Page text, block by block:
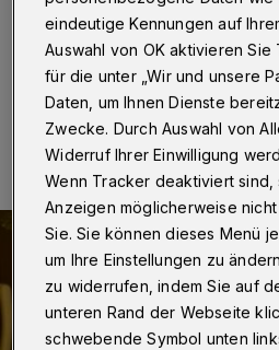
Wuppertal· Betr.: Eine
25.12.2024 , 20:18 Uhr Eine
eindeutige Kennungen auf
Auswahl von OK aktivieren
für die unter „Wir und unsere
Daten, um Ihnen Dienste
Zwecke. Durch Auswahl von
Widerruf Ihrer Einwilligung
Wenn Tracker deaktiviert sind,
Anzeigen möglicherweise
Sie. Sie können dieses Menü
um Ihre Einstellungen zu
zu widerrufen, indem Sie auf
unteren Rand der Webseite
schwebende Symbol unten